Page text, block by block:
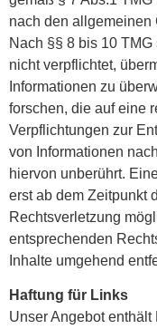
nach den allgemeinen
Nach §§ 8 bis 10
nicht verpflichtet,
Informationen zu
forschen, die auf eine
Verpflichtungen zur
von Informationen
hiervon unberührt.
erst ab dem Zeitpunkt
Rechtsverletzung
entsprechenden
Inhalte umgehend
Haftung für Links
Unser Angebot enthält